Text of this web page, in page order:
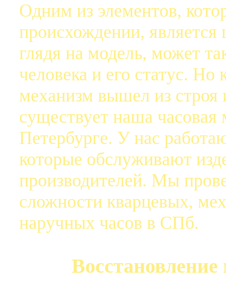
Одним из элементов,
происхождении,
глядя на модель, может
человека и его статус.
механизм вышел из строя
существует наша часовая
Петербурге. У нас
которые обслуживают
производителей. Мы
сложности кварцевых,
наручных часов в СПб.